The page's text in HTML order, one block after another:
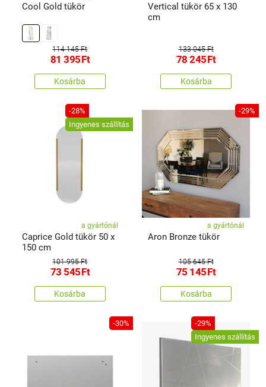
Cool Gold tükör
114 145 Ft
81 395Ft
Kosárba
Vertical tükör 65 x 130
cm
133 045 Ft
78 245Ft
Kosárba
-28%
Ingyenes szállítás
a gyártónál
Caprice Gold tükör 50 x
150 cm
101 995 Ft
73 545Ft
Kosárba
-29%
a gyártónál
Aron Bronze tükör
105 645 Ft
75 145Ft
Kosárba
-30%
-29%
Ingyenes szállítás